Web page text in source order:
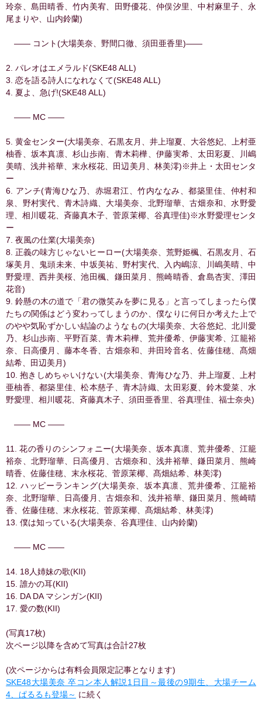
玲奈、島田晴香、竹内美宥、田野優花、仲俣汐里、中村麻里子、永
尾まりや、山内鈴蘭)
―― コント(大場美奈、野間口徹、須田亜香里)――
2. パレオはエメラルド(SKE48 ALL)
3. 恋を語る詩人になれなくて(SKE48 ALL)
4. 夏よ、急げ!(SKE48 ALL)
—— MC ——
5. 黄金センター(大場美奈、石黒友月、井上瑠夏、大谷悠妃、上村亜
柚香、坂本真凛、杉山歩南、青木莉樺、伊藤実希、太田彩夏、川嶋
美晴、浅井裕華、末永桜花、田辺美月、林美澪)※井上・太田センタ
ー
6. アンチ(青海ひな乃、赤堀君江、竹内ななみ、都築里佳、仲村和
泉、野村実代、青木詩織、大場美奈、北野瑠華、古畑奈和、水野愛
理、相川暖花、斉藤真木子、菅原茉椰、谷真理佳)※水野愛理センタ
ー
7. 夜風の仕業(大場美奈)
8. 正義の味方じゃないヒーロー(大場美奈、荒野姫楓、石黒友月、石
塚美月、鬼頭未来、中坂美祐、野村実代、入内嶋涼、川嶋美晴、中
野愛理、西井美桜、池田楓、鎌田菜月、熊崎晴香、倉島杏実、澤田
花音)
9. 鈴懸の木の道で「君の微笑みを夢に見る」と言ってしまったら僕
たちの関係はどう変わってしまうのか、僕なりに何日か考えた上で
のやや気恥ずかしい結論のようなもの(大場美奈、大谷悠妃、北川愛
乃、杉山歩南、平野百菜、青木莉樺、荒井優希、伊藤実希、江籠裕
奈、日高優月、藤本冬香、古畑奈和、井田玲音名、佐藤佳穂、髙畑
結希、田辺美月)
10. 抱きしめちゃいけない(大場美奈、青海ひな乃、井上瑠夏、上村
亜柚香、都築里佳、松本慈子、青木詩織、太田彩夏、鈴木愛菜、水
野愛理、相川暖花、斉藤真木子、須田亜香里、谷真理佳、福士奈央)
―― MC ――
11. 花の香りのシンフォニー(大場美奈、坂本真凛、荒井優希、江籠
裕奈、北野瑠華、日高優月、古畑奈和、浅井裕華、鎌田菜月、熊崎
晴香、佐藤佳穂、末永桜花、菅原茉椰、髙畑結希、林美澪)
12. ハッピーランキング(大場美奈、坂本真凛、荒井優希、江籠裕
奈、北野瑠華、日高優月、古畑奈和、浅井裕華、鎌田菜月、熊崎晴
香、佐藤佳穂、末永桜花、菅原茉椰、髙畑結希、林美澪)
13. 僕は知っている(大場美奈、谷真理佳、山内鈴蘭)
―― MC ――
14. 18人姉妹の歌(KII)
15. 誰かの耳(KII)
16. DA DA マシンガン(KII)
17. 愛の数(KII)
(写真17枚)
次ページ以降を含めて写真は合計27枚
(次ページからは有料会員限定記事となります)
SKE48大場美奈 卒コン本人解説1日目～最後の9期生、大場チーム
4、ぱるるも登場～ に続く